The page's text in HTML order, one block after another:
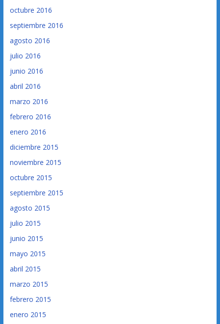
octubre 2016
septiembre 2016
agosto 2016
julio 2016
junio 2016
abril 2016
marzo 2016
febrero 2016
enero 2016
diciembre 2015
noviembre 2015
octubre 2015
septiembre 2015
agosto 2015
julio 2015
junio 2015
mayo 2015
abril 2015
marzo 2015
febrero 2015
enero 2015